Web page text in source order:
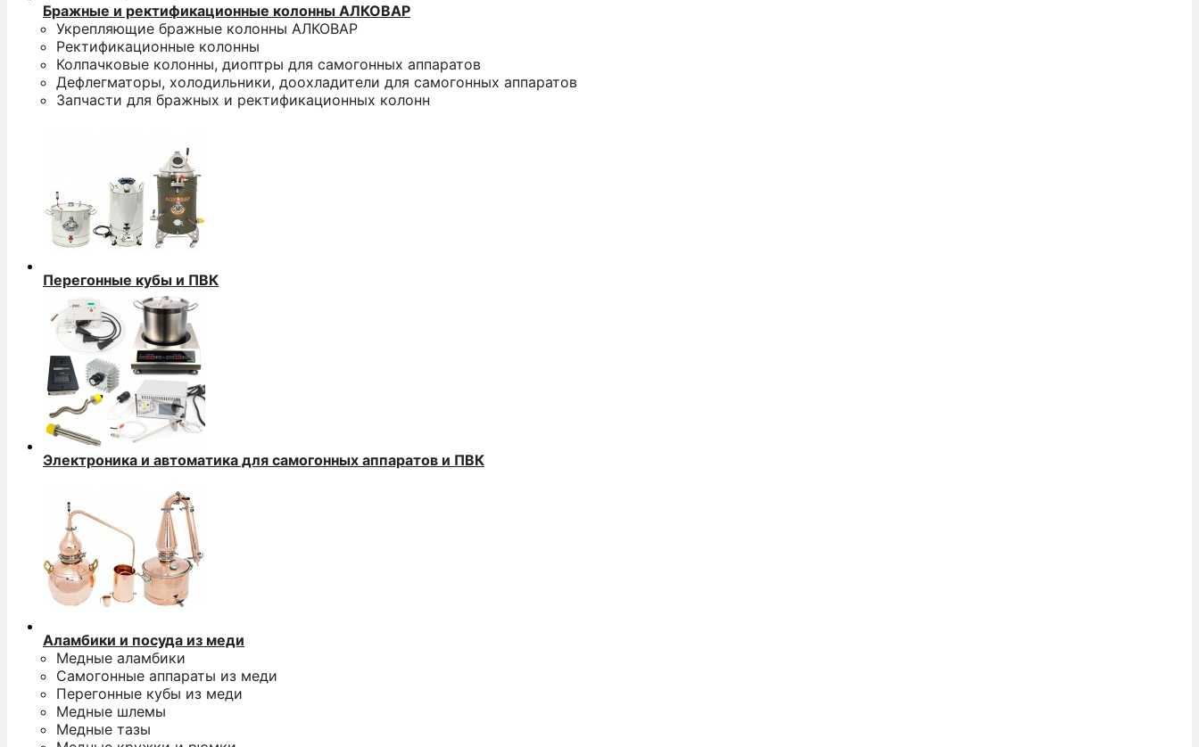
Бражные и ректификационные колонны АЛКОВАР
Укрепляющие бражные колонны АЛКОВАР
Ректификационные колонны
Колпачковые колонны, диоптры для самогонных аппаратов
Дефлегматоры, холодильники, доохладители для самогонных аппаратов
Запчасти для бражных и ректификационных колонн
Перегонные кубы и ПВК
Электроника и автоматика для самогонных аппаратов и ПВК
Аламбики и посуда из меди
Медные аламбики
Самогонные аппараты из меди
Перегонные кубы из меди
Медные шлемы
Медные тазы